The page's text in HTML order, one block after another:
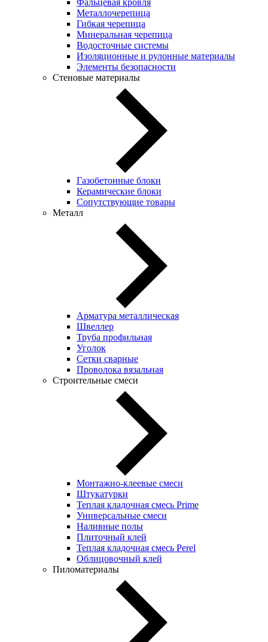
Металлочерепица
Гибкая черепица
Минеральная черепица
Водосточные системы
Изоляционные и рулонные материалы
Элементы безопасности
Стеновые материалы
Газобетонные блоки
Керамические блоки
Сопутствующие товары
Металл
Арматура металлическая
Швеллер
Труба профильная
Уголок
Сетки сварные
Проволока вязальная
Строительные смеси
Монтажно-клеевые смеси
Штукатурки
Теплая кладочная смесь Prime
Универсальные смеси
Наливные полы
Плиточный клей
Теплая кладочная смесь Perel
Облицовочный клей
Пиломатериалы